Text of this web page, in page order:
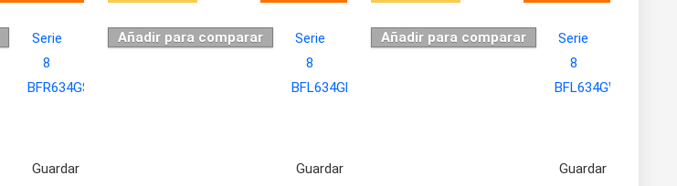
Guardar
Añadir para comparar
Guardar
Añadir para comparar
Guardar